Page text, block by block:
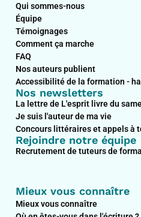
Qui sommes-nous
Équipe
Témoignages
Comment ça marche
FAQ
Nos auteurs publient
Accessibilité de la formation -
Nos newsletters
La lettre de L'esprit livre du
Je suis l'auteur de ma vie
Concours littéraires et appels à
Rejoindre notre équipe
Recrutement de tuteurs de
Mieux vous connaître
Mieux vous connaître